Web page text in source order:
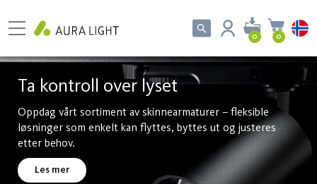
0 0
Ta kontroll over lyset
Oppdag vårt sortiment av skinnearmaturer – fleksible
løsninger som enkelt kan flyttes, byttes ut og justeres
etter behov.
Les mer